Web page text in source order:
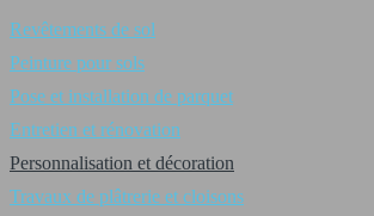
Revêtements de sol
Peinture pour sols
Pose et installation de parquet
Entretien et rénovation
Personnalisation et décoration
Travaux de plâtrerie et cloisons